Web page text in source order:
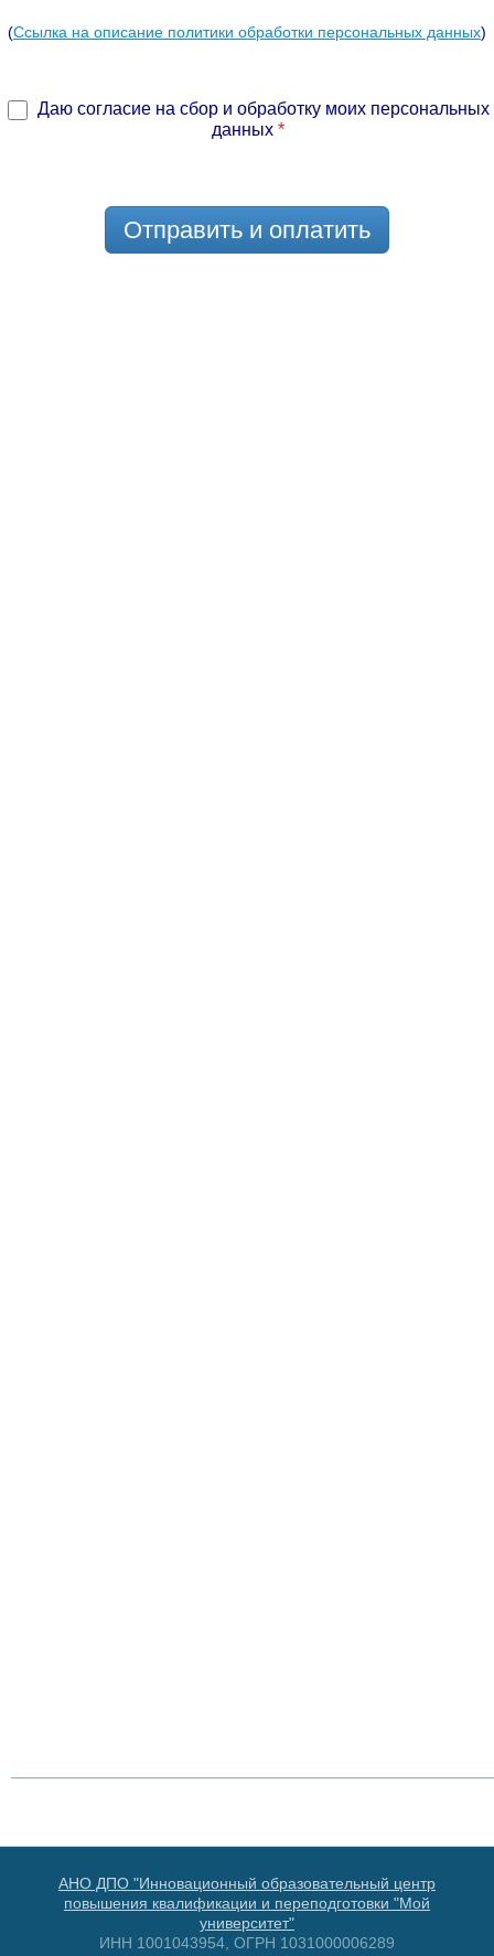
(Ссылка на описание политики обработки персональных данных)
Даю согласие на сбор и обработку моих персональных
данных *
Отправить и оплатить
АНО ДПО "Инновационный образовательный центр
повышения квалификации и переподготовки "Мой
университет"
ИНН 1001043954, ОГРН 1031000006289